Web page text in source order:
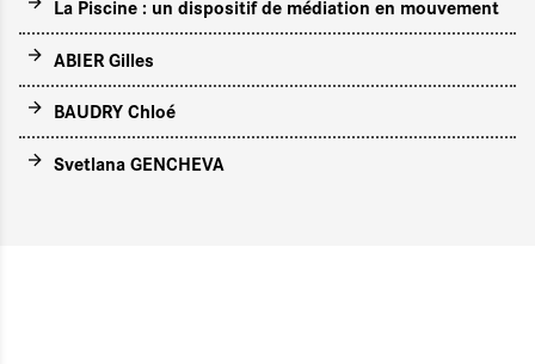
La Piscine : un dispositif de médiation en mouvement
ABIER Gilles
BAUDRY Chloé
Svetlana GENCHEVA